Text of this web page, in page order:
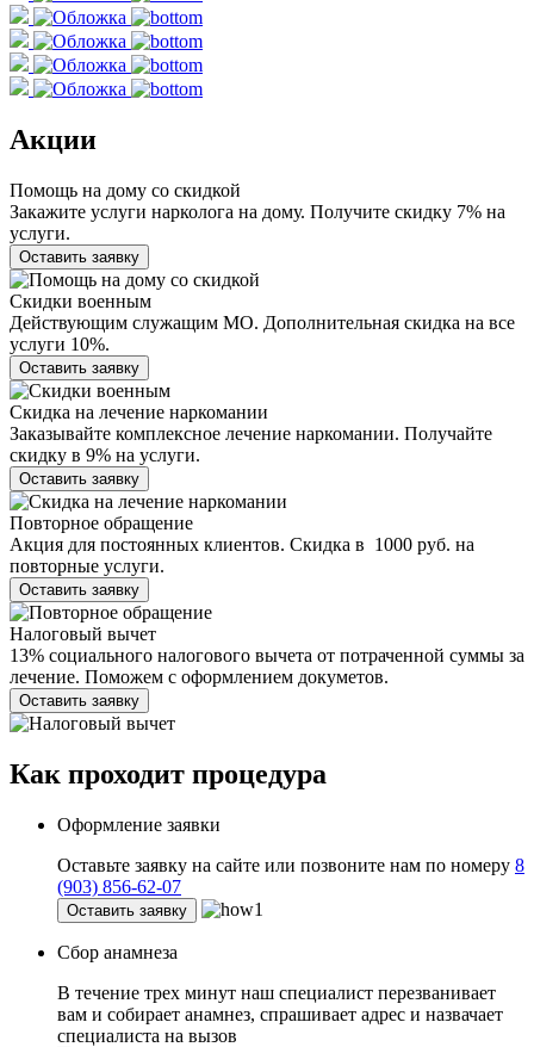
Акции
Помощь на дому со скидкой
Закажите услуги нарколога на дому. Получите скидку 7% на
услуги.
Оставить заявку
Скидки военным
Действующим служащим МО. Дополнительная скидка на все
услуги 10%.
Оставить заявку
Скидка на лечение наркомании
Заказывайте комплексное лечение наркомании. Получайте
скидку в 9% на услуги.
Оставить заявку
Повторное обращение
Акция для постоянных клиентов. Скидка в 1000 руб. на
повторные услуги.
Оставить заявку
Налоговый вычет
13% социального налогового вычета от потраченной суммы за
лечение. Поможем с оформлением докуметов.
Оставить заявку
Как проходит процедура
Оформление заявки
Оставьте заявку на сайте или позвоните нам по номеру 8
(903) 856-62-07
Оставить заявку
Сбор анамнеза
В течение трех минут наш специалист перезванивает
вам и собирает анамнез, спрашивает адрес и назвачает
специалиста на вызов